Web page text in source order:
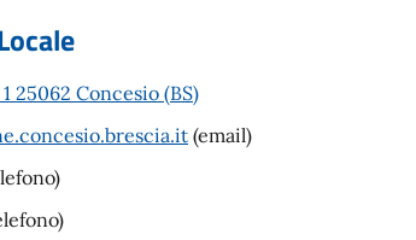
25062 Concesio (BS)
(email)